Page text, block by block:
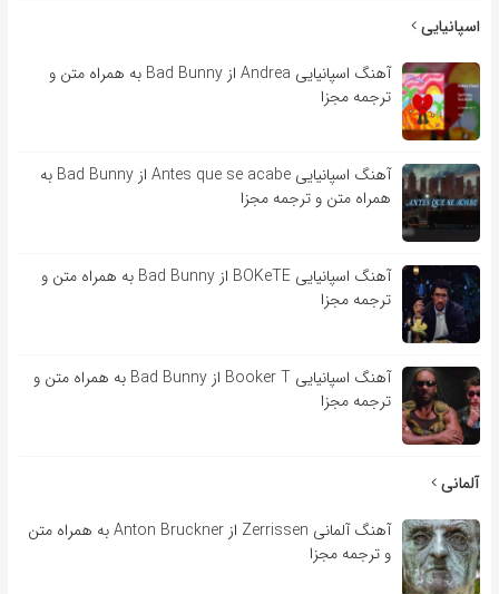
اسپانیایی
آهنگ اسپانیایی Andrea از Bad Bunny به همراه متن و
ترجمه مجزا
آهنگ اسپانیایی Antes que se acabe از Bad Bunny به
همراه متن و ترجمه مجزا
آهنگ اسپانیایی BOKeTE از Bad Bunny به همراه متن و
ترجمه مجزا
آهنگ اسپانیایی Booker T از Bad Bunny به همراه متن و
ترجمه مجزا
آلمانی
آهنگ آلمانی Zerrissen از Anton Bruckner به همراه متن
و ترجمه مجزا